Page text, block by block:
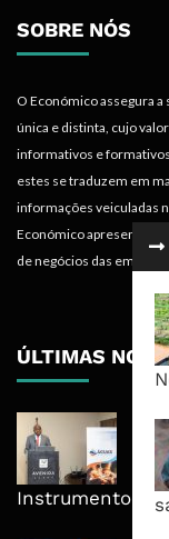
SOBRE NÓS
O Económico assegura
única e distinta, cujo
informativos e
estes se traduzem em
informações veiculadas
Económico apresenta
de negócios das empresas.
ÚLTIMAS
Instrumento De